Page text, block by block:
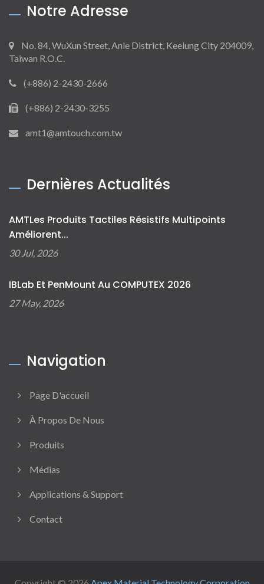
Notre Adresse
No. 84, WuXun Street, Anle District, Keelung City 204009,
Taiwan R.O.C.
(+886) 2-2430-2666
(+886) 2-2430-3255
amt1@amtouch.com.tw
Dernières Actualités
AMTLes Produits Tactiles Résistifs Multipoints
Améliorent...
30 Jul, 2026
IBLab Et PenMount Au COMPUTEX 2026
27 May, 2026
Navigation
Page D'accueil
À Propos De Nous
Produits
Médias
Applications & Support
Contact